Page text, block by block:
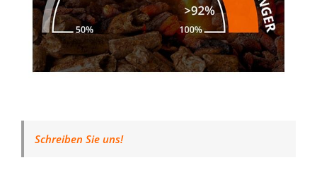
Schreiben Sie uns!